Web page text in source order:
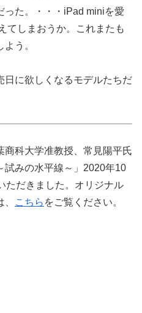
った。・・・iPad miniを愛
てしまおうか。これまたも
う。
日に欲しくなるモデルたちだ
科大学准教授、常見陽平氏
試みの水平線～」2020年10
ただきました。オリジナル
こちら をご覧ください。